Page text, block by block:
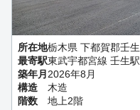
所在地栃木県 下都賀郡壬
最寄駅東武宇都宮線 壬生駅
築年月2026年8月
構造
木造
階数
地上2階